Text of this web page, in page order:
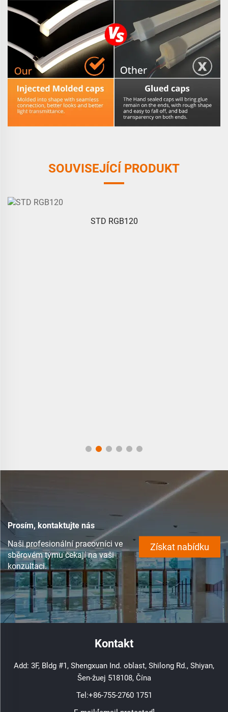
SOUVISEJÍCÍ PRODUKT
STD RGB120
Prosím, kontaktujte nás
Naši profesionální pracovníci ve
sběrovém týmu čekají na vaši
konzultaci.
Získat nabídku
Kontakt
Add: 3F, Bldg #1, Shengxuan Ind. oblast, Shilong Rd., Shiyan,
Šen-žuej 518108, Čína
Tel:+86-755-2760 1751